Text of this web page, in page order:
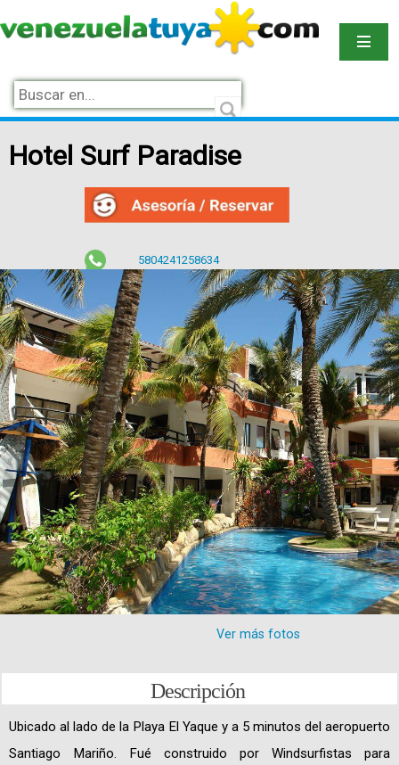
Hotel Surf Paradise
5804241258634
Ver más fotos
Descripción
Ubicado al lado de la Playa El Yaque y a 5 minutos del aeropuerto
Santiago Mariño. Fué construido por Windsurfistas para